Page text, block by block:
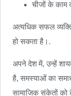
चीजों के काम
अत्यधिक सफल
हो सकता है।.
अपने देश में, उन्हें
है, समस्याओं का
सामाजिक संकेतों